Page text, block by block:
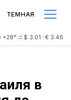
+28° $ 3.01 · € 3.46
ТЕМНАЯ
в